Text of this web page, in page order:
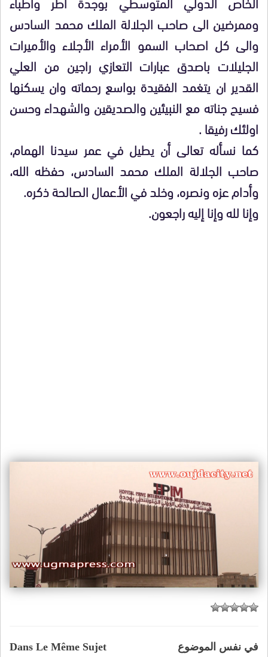
وممرضين الى صاحب الجلالة الملك محمد السادس
والى كل اصحاب السمو الأمراء الأجلاء والأميرات
الجليلات باصدق عبارات التعازي راجين من العلي
القدير ان يتغمد الفقيدة بواسع رحماته وان يسكنها
فسيح جناته مع النبيئين والصديقين والشهداء وحسن
اولئك رفيقا .
كما نسأله تعالى أن يطيل في عمر سيدنا الهمام،
صاحب الجلالة الملك محمد السادس، حفظه الله،
وأدام عزه ونصره، وخلد في الأعمال الصالحة ذكره.
وإنا لله وإنا إليه راجعون.
Dans Le Même Sujet في نفس الموضوع